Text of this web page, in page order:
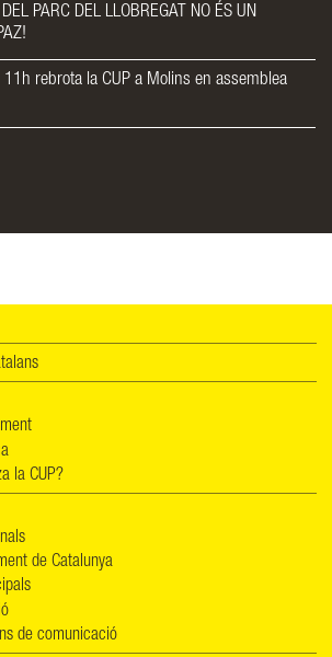
PARC DEL LLOBREGAT NO ÉS UN
rebrota la CUP a Molins en assemblea
la CUP?
de Catalunya
de comunicació